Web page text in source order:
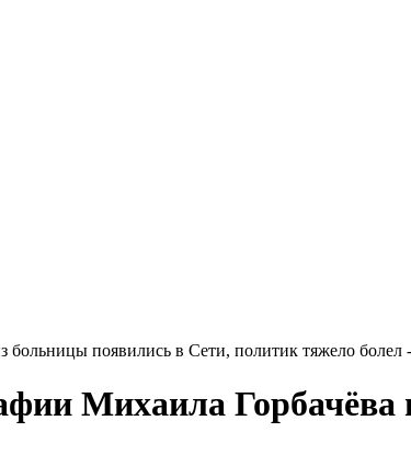
появились в Сети, политик тяжело болел
Михаила